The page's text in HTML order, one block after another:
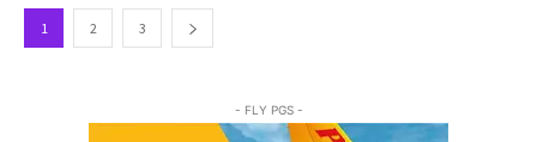
1 2 3
- FLY PGS -